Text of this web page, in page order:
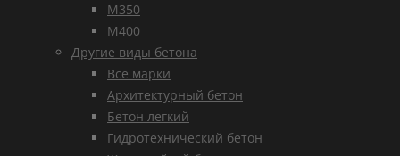
М350
М400
Другие виды бетона
Все марки
Архитектурный бетон
Бетон легкий
Гидротехнический бетон